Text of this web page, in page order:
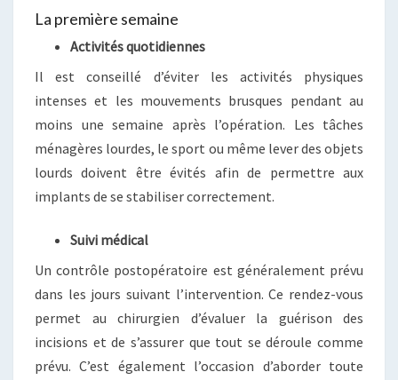
La première semaine
Activités quotidiennes
Il est conseillé d’éviter les activités physiques
intenses et les mouvements brusques pendant au
moins une semaine après l’opération. Les tâches
ménagères lourdes, le sport ou même lever des objets
lourds doivent être évités afin de permettre aux
implants de se stabiliser correctement.
Suivi médical
Un contrôle postopératoire est généralement prévu
dans les jours suivant l’intervention. Ce rendez-vous
permet au chirurgien d’évaluer la guérison des
incisions et de s’assurer que tout se déroule comme
prévu. C’est également l’occasion d’aborder toute